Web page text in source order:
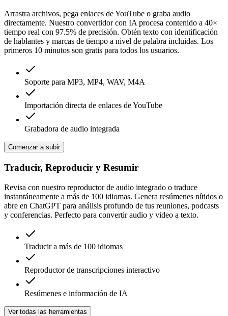
Arrastra archivos, pega enlaces de YouTube o graba audio
directamente. Nuestro convertidor con IA procesa contenido a 40×
tiempo real con 97.5% de precisión. Obtén texto con identificación
de hablantes y marcas de tiempo a nivel de palabra incluidas. Los
primeros 10 minutos son gratis para todos los usuarios.
Soporte para MP3, MP4, WAV, M4A
Importación directa de enlaces de YouTube
Grabadora de audio integrada
Comenzar a subir
Traducir, Reproducir y Resumir
Revisa con nuestro reproductor de audio integrado o traduce
instantáneamente a más de 100 idiomas. Genera resúmenes nítidos o
abre en ChatGPT para análisis profundo de tus reuniones, podcasts
y conferencias. Perfecto para convertir audio y video a texto.
Traducir a más de 100 idiomas
Reproductor de transcripciones interactivo
Resúmenes e información de IA
Ver todas las herramientas